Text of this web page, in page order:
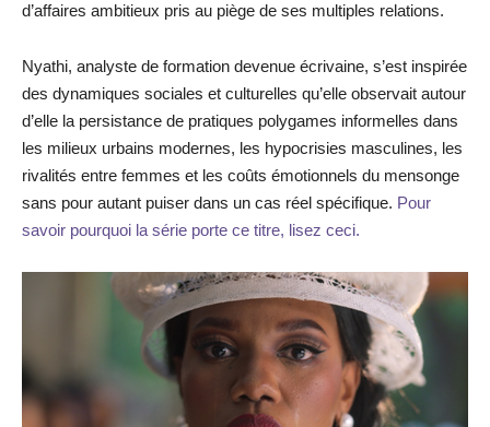
d’affaires ambitieux pris au piège de ses multiples relations.
Nyathi, analyste de formation devenue écrivaine, s’est inspirée
des dynamiques sociales et culturelles qu’elle observait autour
d’elle la persistance de pratiques polygames informelles dans
les milieux urbains modernes, les hypocrisies masculines, les
rivalités entre femmes et les coûts émotionnels du mensonge
sans pour autant puiser dans un cas réel spécifique. Pour
savoir pourquoi la série porte ce titre, lisez ceci.